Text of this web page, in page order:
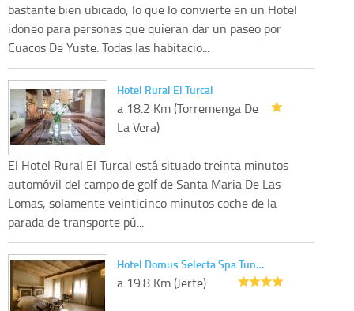
bastante bien ubicado, lo que lo convierte en un Hotel
idoneo para personas que quieran dar un paseo por
Cuacos De Yuste. Todas las habitacio...
Hotel Rural El Turcal
a 18.2 Km (Torremenga De
La Vera)
El Hotel Rural El Turcal está situado treinta minutos
automóvil del campo de golf de Santa Maria De Las
Lomas, solamente veinticinco minutos coche de la
parada de transporte pú...
Hotel Domus Selecta Spa Tun…
a 19.8 Km (Jerte)